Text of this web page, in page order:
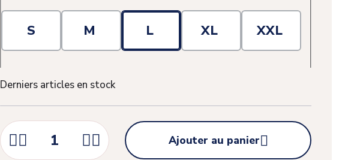
S M L XL XXL
Derniers articles en stock
  
Ajouter au panier